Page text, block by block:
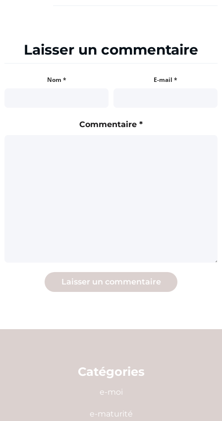
Laisser un commentaire
Nom * E-mail *
Commentaire *
Catégories
e-moi
e-maturité